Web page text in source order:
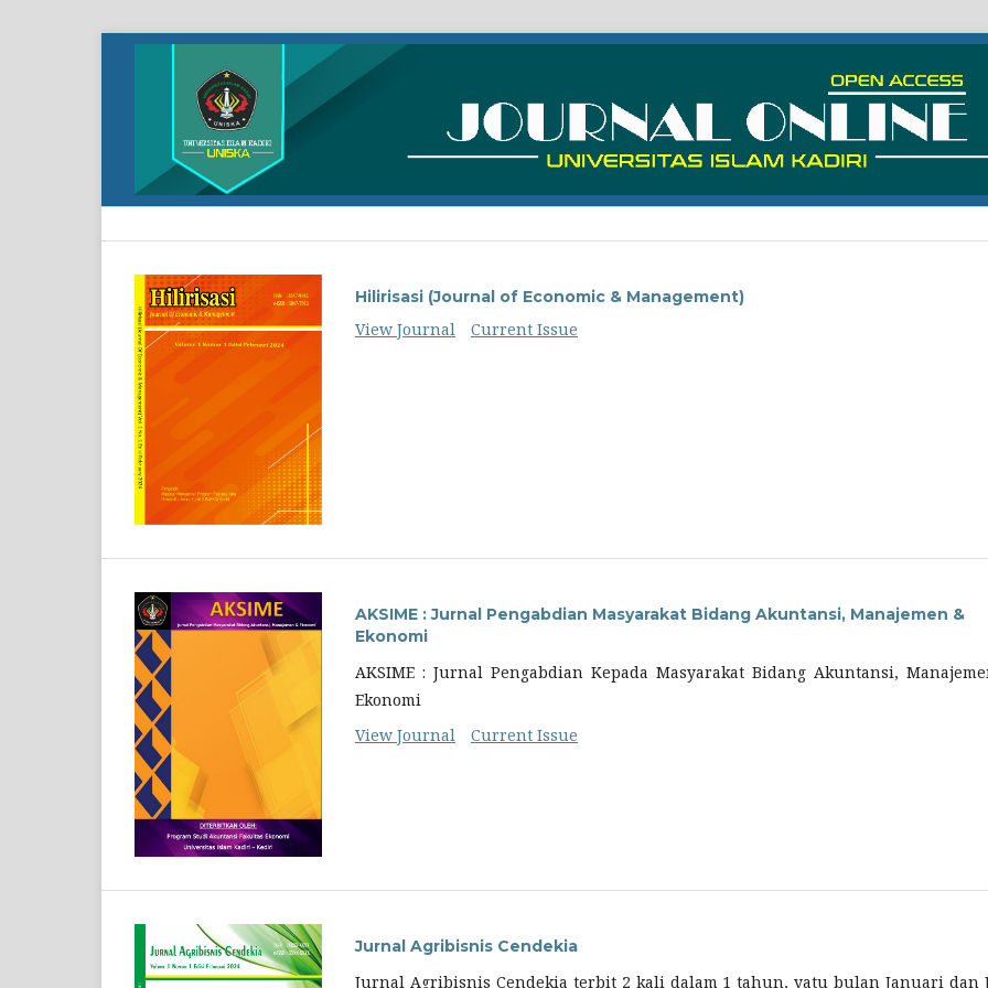
Hilirisasi (Journal of Economic & Management)
View Journal Current Issue
AKSIME : Jurnal Pengabdian Masyarakat Bidang Akuntansi, Manajemen &
Ekonomi
AKSIME : Jurnal Pengabdian Kepada Masyarakat Bidang Akuntansi,
Ekonomi
View Journal
Current Issue
Jurnal Agribisnis Cendekia
Jurnal Agribisnis Cendekia terbit 2 kali dalam 1 tahun, yatu bulan Januari dan